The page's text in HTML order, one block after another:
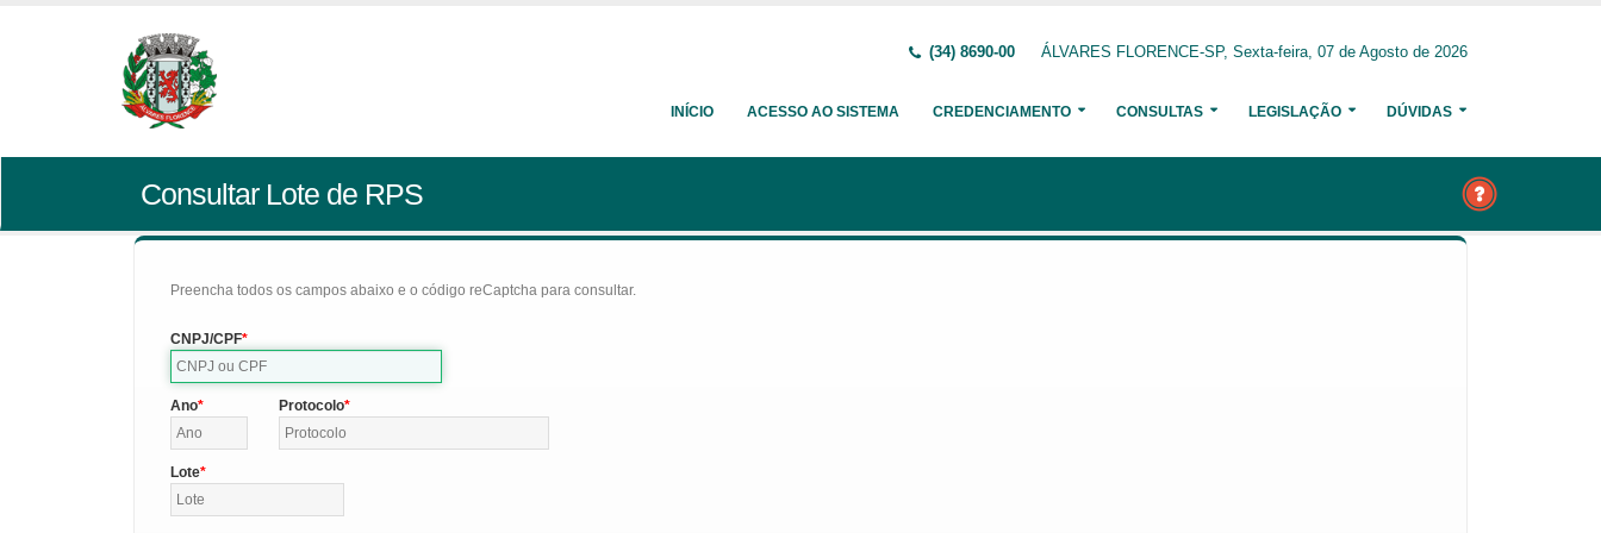
(34) 8690-00 ÁLVARES FLORENCE-SP, Sexta-feira, 07 de Agosto de 2026
INÍCIO ACESSO AO SISTEMA CREDENCIAMENTO CONSULTAS LEGISLAÇÃO DÚVIDAS
Consultar Lote de RPS
Preencha todos os campos abaixo e o código reCaptcha para consultar.
CNPJ/CPF
Ano Protocolo
Lote